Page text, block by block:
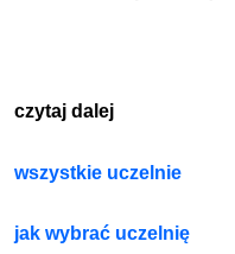
czytaj dalej
wszystkie uczelnie
jak wybrać uczelnię